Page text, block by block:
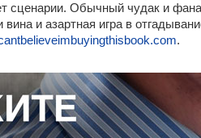
Обычный чудак и
вина и азартная игра в
.